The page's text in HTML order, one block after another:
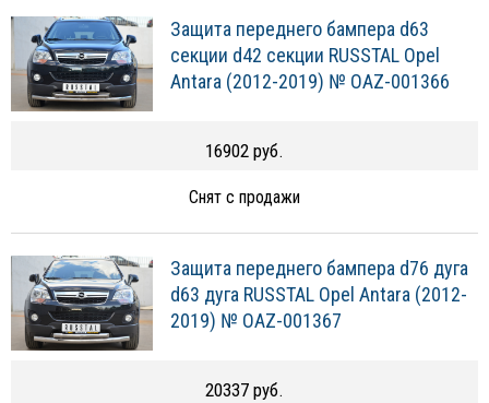
Защита переднего бампера d63
секции d42 секции RUSSTAL Opel
Antara (2012-2019) № OAZ-001366
16902 руб.
Снят с продажи
Защита переднего бампера d76 дуга
d63 дуга RUSSTAL Opel Antara (2012-
2019) № OAZ-001367
20337 руб.